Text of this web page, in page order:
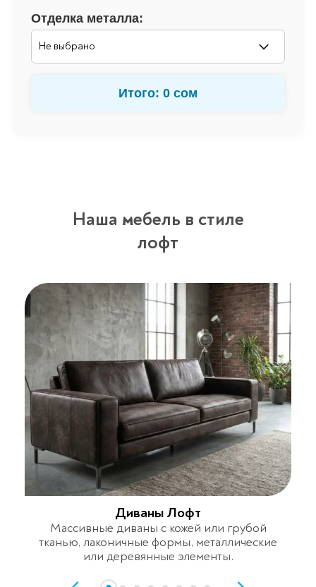
Отделка металла:
Итого: 0 сом
Наша мебель в стиле
лофт
Диваны Лофт
Массивные диваны с кожей или грубой
тканью, лаконичные формы, металлические
или деревянные элементы.